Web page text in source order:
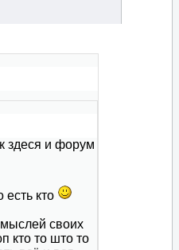
здеся и форум
есть кто
мыслей своих
кто то што то